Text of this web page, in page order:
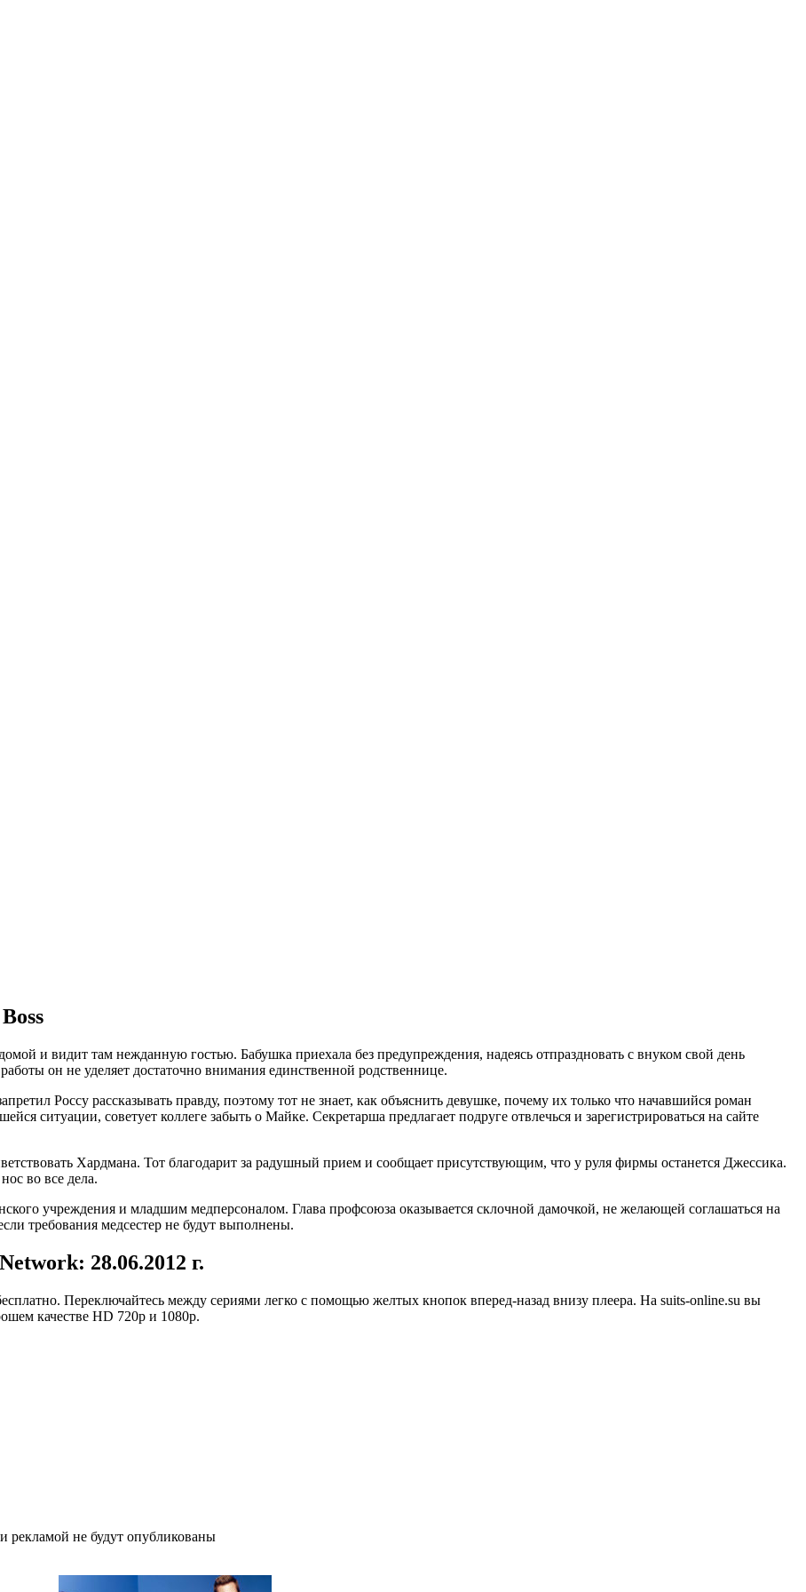
и видит там нежданную гостью. Бабушка приехала без предупреждения, надеясь отпраздновать с внуком свой день
он не уделяет достаточно внимания единственной родственнице.
Россу рассказывать правду, поэтому тот не знает, как объяснить девушке, почему их только что начавшийся роман
ситуации, советует коллеге забыть о Майке. Секретарша предлагает подруге отвлечься и зарегистрироваться на сайте
Хардмана. Тот благодарит за радушный прием и сообщает присутствующим, что у руля фирмы останется Джессика.
во все дела.
учреждения и младшим медперсоналом. Глава профсоюза оказывается склочной дамочкой, не желающей соглашаться на
требования медсестер не будут выполнены.
28.06.2012 г.
Переключайтесь между сериями легко с помощью желтых кнопок вперед-назад внизу плеера. На suits-online.su вы
качестве HD 720p и 1080p.
не будут опубликованы